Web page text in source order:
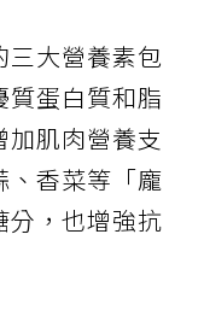
三大營養素包
質蛋白質和脂
肌肉營養支
、香菜等「龐
分，也增強抗